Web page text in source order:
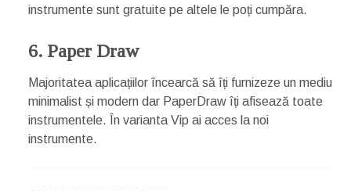
instrumente sunt gratuite pe altele le poți cumpăra.
6. Paper Draw
Majoritatea aplicațiilor încearcă să îți furnizeze un mediu
minimalist și modern dar PaperDraw îți afisează toate
instrumentele. În varianta Vip ai acces la noi
instrumente.